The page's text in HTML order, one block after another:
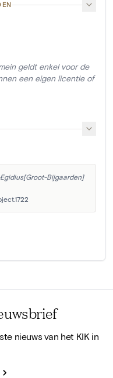
geldt enkel voor de
een eigen licentie of
Bijgaarden]
nieuws van het KIK in